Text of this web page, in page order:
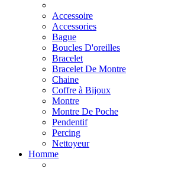
Accessoire
Accessories
Bague
Boucles D'oreilles
Bracelet
Bracelet De Montre
Chaine
Coffre à Bijoux
Montre
Montre De Poche
Pendentif
Percing
Nettoyeur
Homme